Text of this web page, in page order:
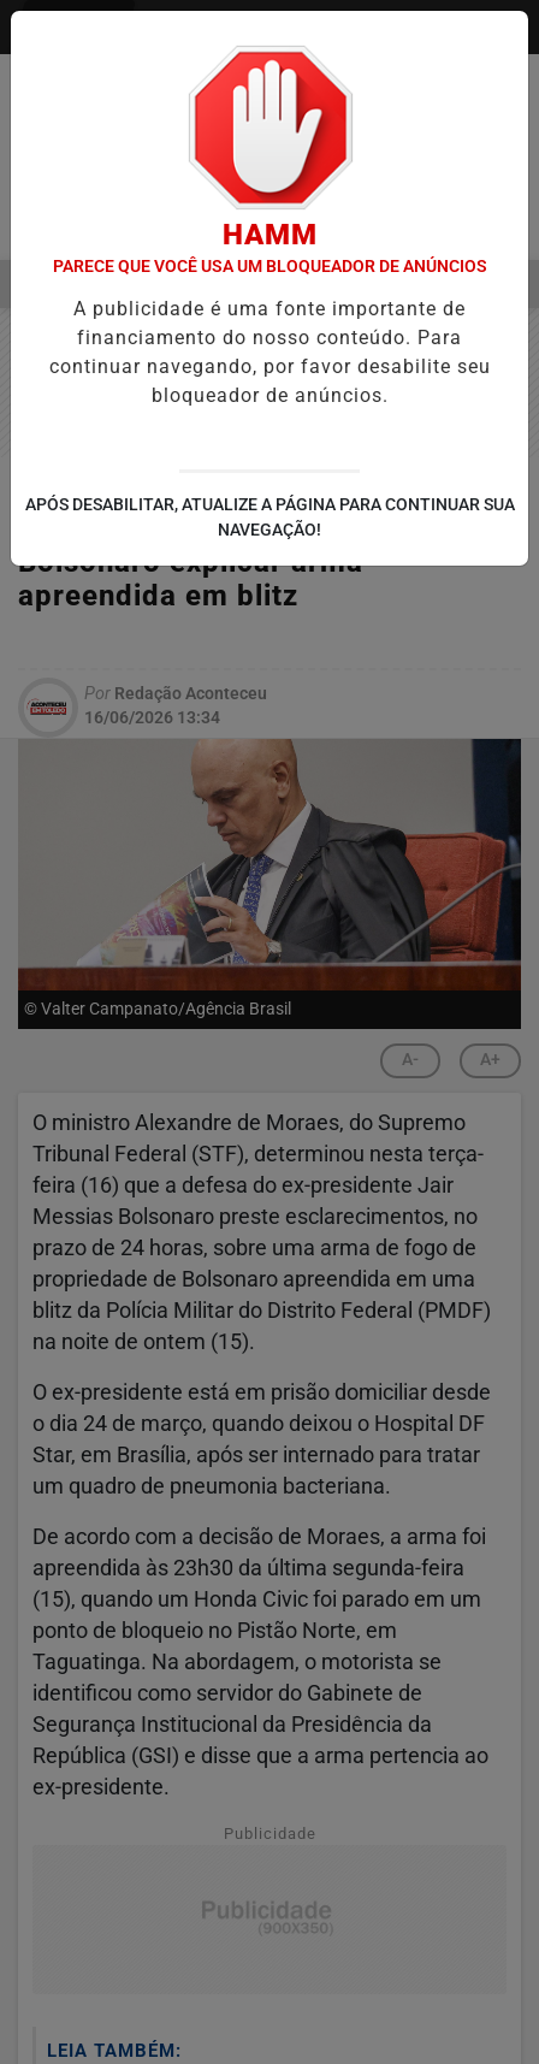
EM ALTA
JUSTIÇA
Moraes dá 24 horas para
Bolsonaro explicar arma
apreendida em blitz
Por Redação Aconteceu
16/06/2026 13:34
© Valter Campanato/Agência Brasil
A- A+
O ministro Alexandre de Moraes, do Supremo
Tribunal Federal (STF), determinou nesta terça-
feira (16) que a defesa do ex-presidente Jair
Messias Bolsonaro preste esclarecimentos, no
prazo de 24 horas, sobre uma arma de fogo de
propriedade de Bolsonaro apreendida em uma
blitz da Polícia Militar do Distrito Federal (PMDF)
na noite de ontem (15).
O ex-presidente está em prisão domiciliar desde
o dia 24 de março, quando deixou o Hospital DF
Star, em Brasília, após ser internado para tratar
um quadro de pneumonia bacteriana.
De acordo com a decisão de Moraes, a arma foi
apreendida às 23h30 da última segunda-feira
(15), quando um Honda Civic foi parado em um
ponto de bloqueio no Pistão Norte, em
Taguatinga. Na abordagem, o motorista se
identificou como servidor do Gabinete de
Segurança Institucional da Presidência da
República (GSI) e disse que a arma pertencia ao
ex-presidente.
Publicidade
LEIA TAMBÉM:
HAMM
PARECE QUE VOCÊ USA UM BLOQUEADOR DE ANÚNCIOS
A publicidade é uma fonte importante de
financiamento do nosso conteúdo. Para
continuar navegando, por favor desabilite seu
bloqueador de anúncios.
APÓS DESABILITAR, ATUALIZE A PÁGINA PARA CONTINUAR SUA
NAVEGAÇÃO!